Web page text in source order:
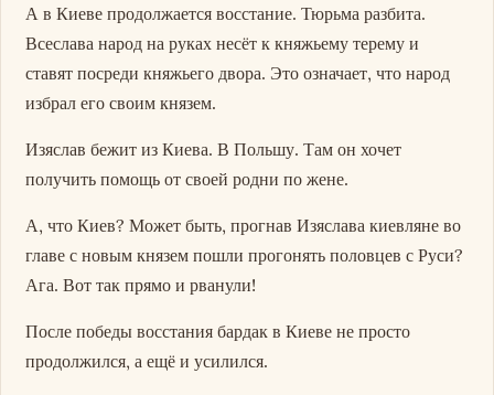
А в Киеве продолжается восстание. Тюрьма разбита.
Всеслава народ на руках несёт к княжьему терему и
ставят посреди княжьего двора. Это означает, что народ
избрал его своим князем.
Изяслав бежит из Киева. В Польшу. Там он хочет
получить помощь от своей родни по жене.
А, что Киев? Может быть, прогнав Изяслава киевляне во
главе с новым князем пошли прогонять половцев с Руси?
Ага. Вот так прямо и рванули!
После победы восстания бардак в Киеве не просто
продолжился, а ещё и усилился.